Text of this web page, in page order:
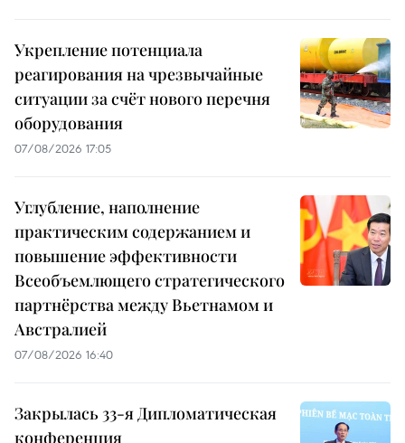
Укрепление потенциала
реагирования на чрезвычайные
ситуации за счёт нового перечня
оборудования
07/08/2026 17:05
Углубление, наполнение
практическим содержанием и
повышение эффективности
Всеобъемлющего стратегического
партнёрства между Вьетнамом и
Австралией
07/08/2026 16:40
Закрылась 33-я Дипломатическая
конференция